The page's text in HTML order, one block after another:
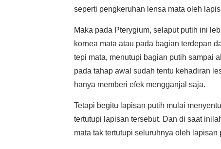
seperti pengkeruhan lensa mata oleh
Maka pada Pterygium, selaput putih ini
kornea mata atau pada bagian terdepan
tepi mata, menutupi bagian putih sampai
pada tahap awal sudah tentu kehadiran
hanya memberi efek mengganjal saja.
Tetapi begitu lapisan putih mulai
tertutupi lapisan tersebut. Dan di saat
mata tak tertutupi seluruhnya oleh lapisan